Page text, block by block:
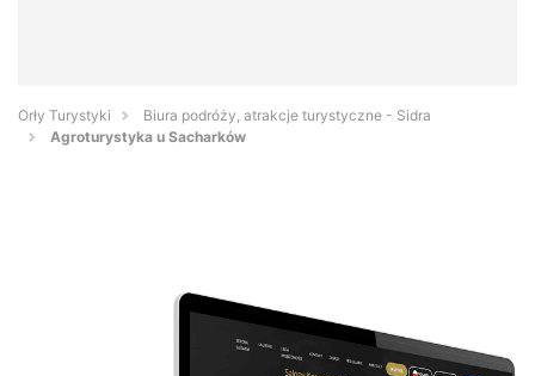
Orły Turystyki
Biura podróży, atrakcje turystyczne - Sidra
Agroturystyka u Sacharków